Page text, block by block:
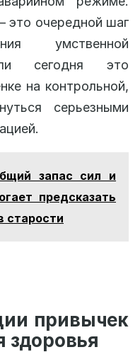
это очередной шаг
умственной
сегодня это
на контрольной,
серьезными
запас сил и
предсказать
старости
привычек
здоровья